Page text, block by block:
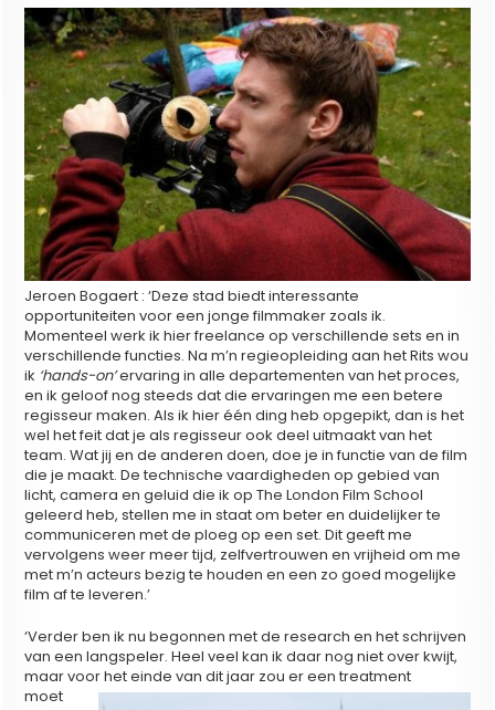
Jeroen Bogaert : ‘Deze stad biedt interessante
opportuniteiten voor een jonge filmmaker zoals ik.
Momenteel werk ik hier freelance op verschillende sets en in
verschillende functies. Na m’n regieopleiding aan het Rits wou
ik ‘hands-on’ervaring in alle departementen van het proces,
en ik geloof nog steeds dat die ervaringen me een betere
regisseur maken. Als ik hier één ding heb opgepikt, dan is het
wel het feit dat je als regisseur ook deel uitmaakt van het
team. Wat jij en de anderen doen, doe je in functie van de film
die je maakt. De technische vaardigheden op gebied van
licht, camera en geluid die ik op The London Film School
geleerd heb, stellen me in staat om beter en duidelijker te
communiceren met de ploeg op een set. Dit geeft me
vervolgens weer meer tijd, zelfvertrouwen en vrijheid om me
met m’n acteurs bezig te houden en een zo goed mogelijke
film af te leveren.’
‘Verder ben ik nu begonnen met de research en het schrijven
van een langspeler. Heel veel kan ik daar nog niet over kwijt,
maar voor het einde van dit jaar zou er een treatment
moet